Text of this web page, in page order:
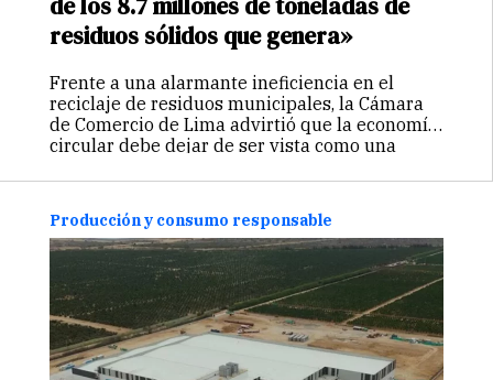
residuos sólidos que genera»
Frente a una alarmante ineficiencia en el
reciclaje de residuos municipales, la Cámara
de Comercio de Lima advirtió que la economía
circular debe dejar de ser vista como una
estratégica para el desarrollo sostenible del
país.
Producción y consumo responsable